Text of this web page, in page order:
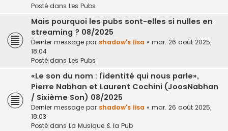
Posté dans Les Pubs
Mais pourquoi les pubs sont-elles si nulles en
streaming ? 08/2025
Dernier message par shadow's lisa « mar. 26 août 2025,
18:04
Posté dans Les Pubs
«Le son du nom : l’identité qui nous parle»,
Pierre Nabhan et Laurent Cochini (JoosNabhan
/ Sixième Son) 08/2025
Dernier message par shadow's lisa « mar. 26 août 2025,
18:03
Posté dans La Musique & la Pub